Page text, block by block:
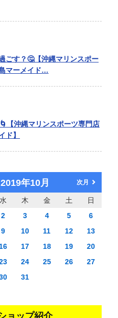
ごす？🤔【沖縄マリンスポー
マーメイド…
【沖縄マリンスポーツ専門店
ド】
2019年10月 次月
水 木 金 土
日
2 3 4 5
6
9 10 11 12
13
16 17 18 19
20
24 25 26
27
31
ョップ紹介